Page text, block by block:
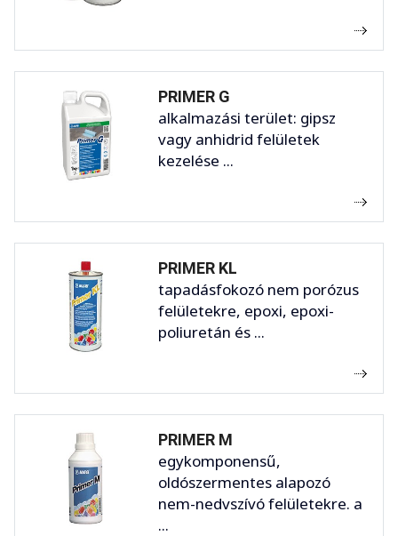
PRIMER G
alkalmazási terület: gipsz
vagy anhidrid felületek
kezelése ...
PRIMER KL
tapadásfokozó nem porózus
felületekre, epoxi, epoxi-
poliuretán és ...
PRIMER M
egykomponensű,
oldószermentes alapozó
nem-nedvszívó felületekre. a
...